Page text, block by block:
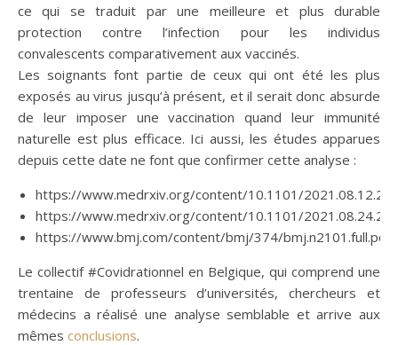
ce qui se traduit par une meilleure et plus durable
protection contre l’infection pour les individus
convalescents comparativement aux vaccinés.
Les soignants font partie de ceux qui ont été les plus
exposés au virus jusqu’à présent, et il serait donc absurde
de leur imposer une vaccination quand leur immunité
naturelle est plus efficace. Ici aussi, les études apparues
depuis cette date ne font que confirmer cette analyse :
https://www.medrxiv.org/content/10.1101/
https://www.medrxiv.org/content/10.1101/
https://www.bmj.com/content/bmj/374/bmj.n2101.full.pdf
Le collectif #Covidrationnel en Belgique, qui comprend une
trentaine de professeurs d’universités, chercheurs et
médecins a réalisé une analyse semblable et arrive aux
mêmes conclusions.